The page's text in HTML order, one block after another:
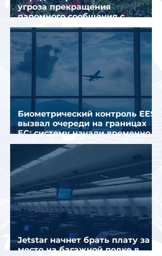
угроза прекращения
паромного сообщения с
Грецией
Биометрический контроль EES
вызвал очереди на границах
ЕС: систему начали временно
отключать
Jetstar начнет брать плату за
место на багажной полке в